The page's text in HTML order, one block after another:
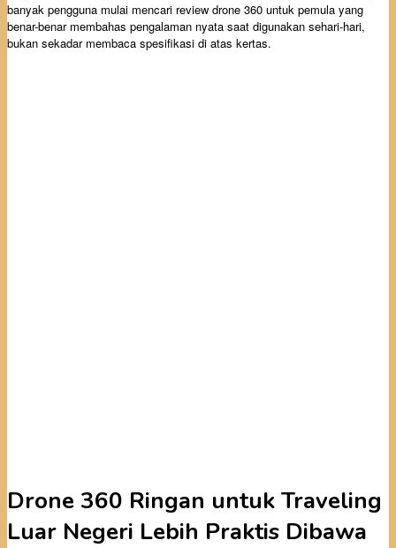
banyak pengguna mulai mencari review drone 360 untuk pemula yang
benar-benar membahas pengalaman nyata saat digunakan sehari-hari,
bukan sekadar membaca spesifikasi di atas kertas.
Drone 360 Ringan untuk Traveling
Luar Negeri Lebih Praktis Dibawa